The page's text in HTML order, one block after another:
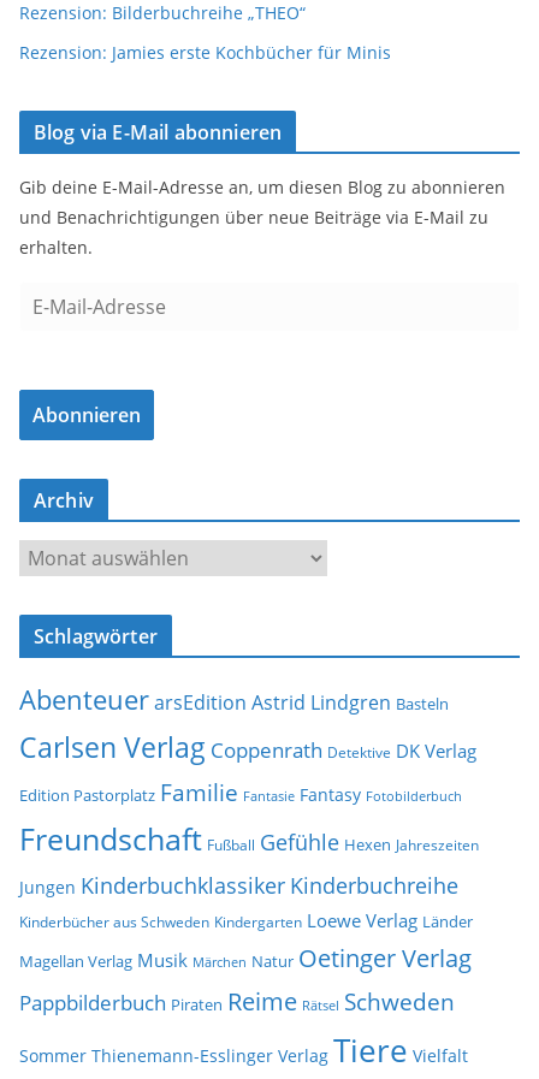
Rezension: Bilderbuchreihe „THEO“
Rezension: Jamies erste Kochbücher für Minis
Blog via E-Mail abonnieren
Gib deine E-Mail-Adresse an, um diesen Blog zu abonnieren
und Benachrichtigungen über neue Beiträge via E-Mail zu
erhalten.
a
l
-
d
s
e
Abonnieren
Archiv
r
c
v
Schlagwörter
AbenteuerarsEdition Astrid Lindgren Basteln
Carlsen Verlag Coppenrath Detektive DK Verlag
Edition Pastorplatz Familie Fantasie Fantasy Fotobilderbuch
Freundschaft Fußball Gefühle Hexen Jahreszeiten
Jungen Kinderbuchklassiker Kinderbuchreihe
Kinderbücher aus Schweden Kindergarten Loewe Verlag Länder
Magellan Verlag Musik Märchen Natur Oetinger Verlag
Pappbilderbuch Piraten Reime Rätsel Schweden
Sommer Thienemann-Esslinger Verlag Tiere Vielfalt